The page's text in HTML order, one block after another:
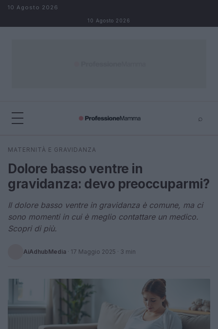
Salta al contenuto
10 Agosto 2026
10 Agosto 2026
⌕
Cerca
MATERNITÀ E GRAVIDANZA
Dolore basso ventre in
gravidanza: devo preoccuparmi?
Il dolore basso ventre in gravidanza è comune, ma ci
sono momenti in cui è meglio contattare un medico.
Scopri di più.
AiAdhubMedia · 17 Maggio 2025 · 3 min